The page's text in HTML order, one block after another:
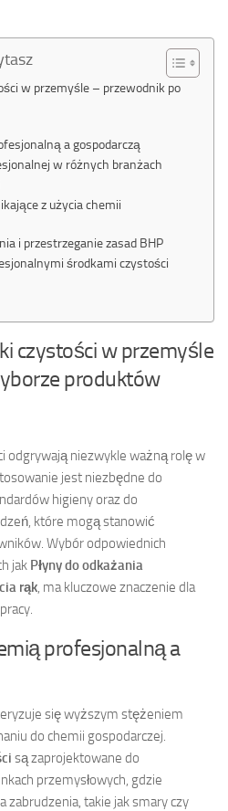
w przemyśle – przewodnik po
a gospodarczą
w różnych branżach
z użycia chemii
i przestrzeganie zasad BHP
środkami czystości
czystości w przemyśle
produktów
odgrywają niezwykle ważną rolę w
jest niezbędne do
higieny oraz do
które mogą stanowić
Wybór odpowiednich
jak Płyny do odkażania
rąk, ma kluczowe znaczenie dla
profesjonalną a
się wyższym stężeniem
do chemii gospodarczej.
są zaprojektowane do
przemysłowych, gdzie
takie jak smary czy